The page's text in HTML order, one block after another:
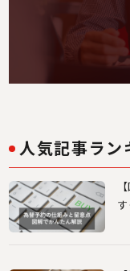
人気記事ラン